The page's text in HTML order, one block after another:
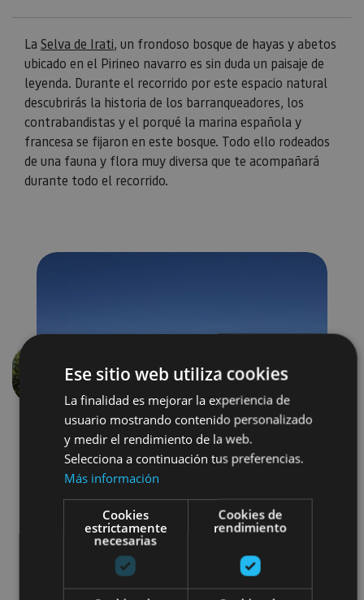
La Selva de Irati, un frondoso bosque de hayas y abetos
ubicado en el Pirineo navarro es sin duda un paisaje de
leyenda. Durante el recorrido por este espacio natural
descubrirás la historia de los barranqueadores, los
contrabandistas y el porqué la marina española y
francesa se fijaron en este bosque. Todo ello rodeados
de una fauna y flora muy diversa que te acompañará
durante todo el recorrido.
Anterior
Senderismo y montaña
Ese sitio web utiliza cookies
La finalidad es mejorar la experiencia de
usuario mostrando contenido personalizado
y medir el rendimiento de la web.
Selecciona a continuación tus preferencias.
Más información
Cookies
estrictamente
necesarias
Cookies de
rendimiento